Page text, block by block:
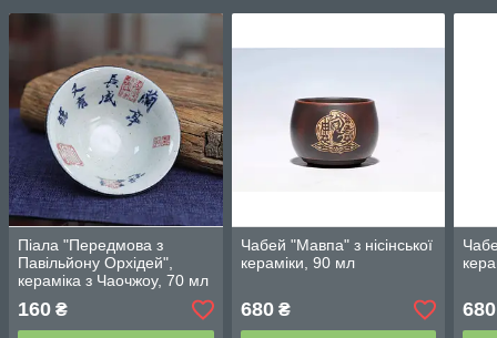
Піала "Передмова з
Павільйону Орхідей",
кераміка з Чаочжоу, 70 мл
160 ₴
Чабей "Мавпа" з нісінської
кераміки, 90 мл
680₴ 680